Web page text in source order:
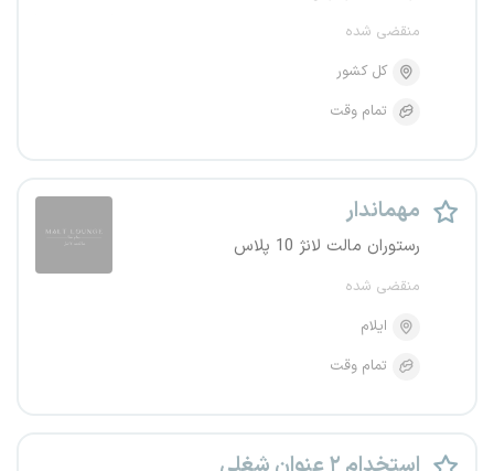
منقضی شده
کل کشور
تمام وقت
مهماندار
رستوران مالت لانژ 10 پلاس
منقضی شده
ایلام
تمام وقت